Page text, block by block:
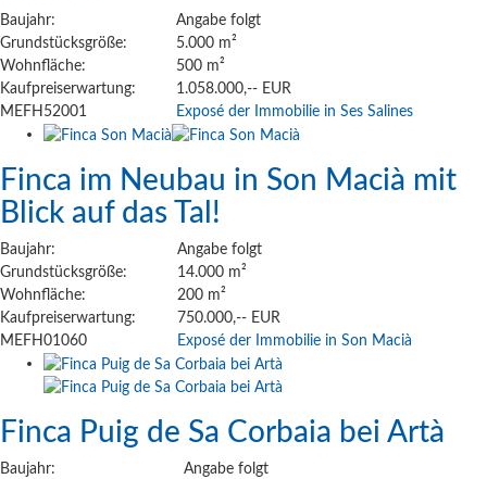
Baujahr:
Angabe folgt
Grundstücksgröße:
5.000 m²
Wohnfläche:
500 m²
Kaufpreiserwartung:
1.058.000,-- EUR
MEFH52001
Exposé der Immobilie in Ses Salines
Finca im Neubau in Son Macià mit
Blick auf das Tal!
Baujahr:
Angabe folgt
Grundstücksgröße:
14.000 m²
Wohnfläche:
200 m²
Kaufpreiserwartung:
750.000,-- EUR
MEFH01060
Exposé der Immobilie in Son Macià
Finca Puig de Sa Corbaia bei Artà
Baujahr:
Angabe folgt